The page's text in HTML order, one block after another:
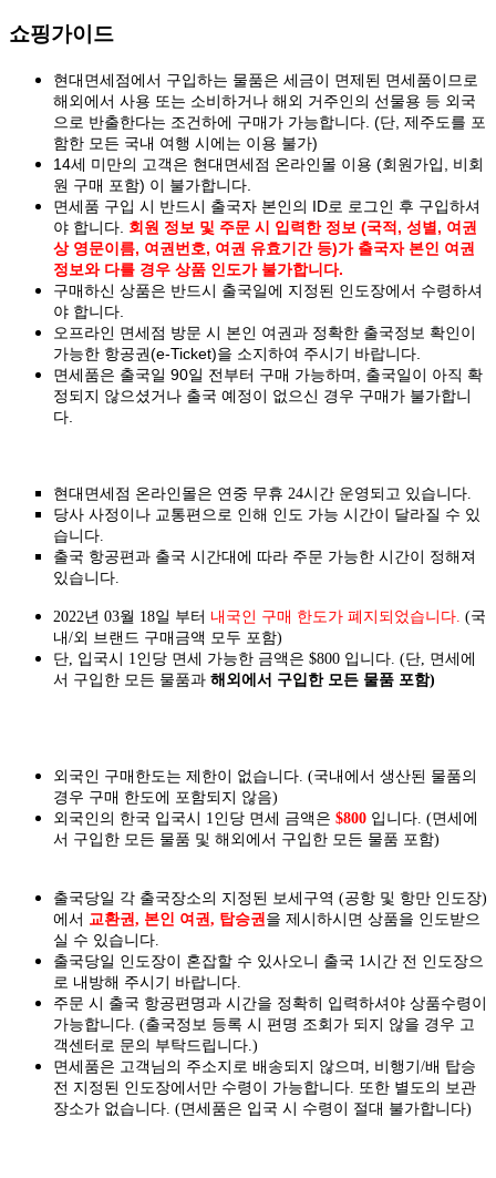
쇼핑가이드
현대면세점에서 구입하는 물품은 세금이 면제된 면세품이므로
해외에서 사용 또는 소비하거나 해외 거주인의 선물용 등 외국
으로 반출한다는 조건하에 구매가 가능합니다. (단, 제주도를 포
함한 모든 국내 여행 시에는 이용 불가)
14세 미만의 고객은 현대면세점 온라인몰 이용 (회원가입, 비회
원 구매 포함) 이 불가합니다.
면세품 구입 시 반드시 출국자 본인의 ID로 로그인 후 구입하셔
야 합니다. 회원 정보 및 주문 시 입력한 정보 (국적, 성별, 여권
상 영문이름, 여권번호, 여권 유효기간 등)가 출국자 본인 여권
정보와 다를 경우 상품 인도가 불가합니다.
구매하신 상품은 반드시 출국일에 지정된 인도장에서 수령하셔
야 합니다.
오프라인 면세점 방문 시 본인 여권과 정확한 출국정보 확인이
가능한 항공권(e-Ticket)을 소지하여 주시기 바랍니다.
면세품은 출국일 90일 전부터 구매 가능하며, 출국일이 아직 확
정되지 않으셨거나 출국 예정이 없으신 경우 구매가 불가합니
다.
현대면세점 온라인몰은 연중 무휴 24시간 운영되고 있습니다.
당사 사정이나 교통편으로 인해 인도 가능 시간이 달라질 수 있
습니다.
출국 항공편과 출국 시간대에 따라 주문 가능한 시간이 정해져
있습니다.
2022년 03월 18일 부터 내국인 구매 한도가 폐지되었습니다. (국
내/외 브랜드 구매금액 모두 포함)
단, 입국시 1인당 면세 가능한 금액은 $800 입니다. (단, 면세에
서 구입한 모든 물품과 해외에서 구입한 모든 물품 포함)
외국인 구매한도는 제한이 없습니다. (국내에서 생산된 물품의
경우 구매 한도에 포함되지 않음)
외국인의 한국 입국시 1인당 면세 금액은 $800 입니다. (면세에
서 구입한 모든 물품 및 해외에서 구입한 모든 물품 포함)
출국당일 각 출국장소의 지정된 보세구역 (공항 및 항만 인도장)
에서 교환권, 본인 여권, 탑승권 을 제시하시면 상품을 인도 받으
실 수 있습니다.
출국당일 인도장이 혼잡할 수 있사오니 출국 1시간 전 인도장으
로 내방해 주시기 바랍니다.
주문 시 출국 항공편명과 시간을 정확히 입력하셔야 상품수령이
가능합니다. (출국정보 등록 시 편명 조회가 되지 않을 경우 고
객센터로 문의 부탁드립니다.)
면세품은 고객님의 주소지로 배송되지 않으며, 비행기/배 탑승
전 지정된 인도장에서만 수령이 가능합니다. 또한 별도의 보관
장소가 없습니다. (면세품은 입국 시 수령이 절대 불가합니다)